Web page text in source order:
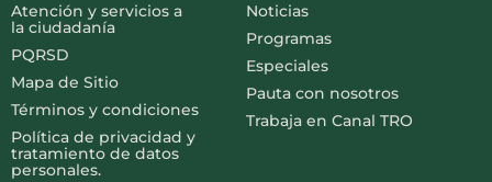
Atención y servicios a
la ciudadanía
PQRSD
Mapa de Sitio
Términos y condiciones
Política de privacidad y
tratamiento de datos
personales.
Noticias
Programas
Especiales
Pauta con nosotros
Trabaja en Canal TRO